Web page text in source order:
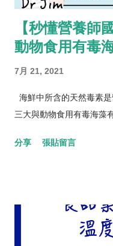
【秒懂營養師
動物食用有毒
7月 21, 2021
海鮮中所含的天然毒素
三大與動物食用有毒海藻
分享 張貼留言